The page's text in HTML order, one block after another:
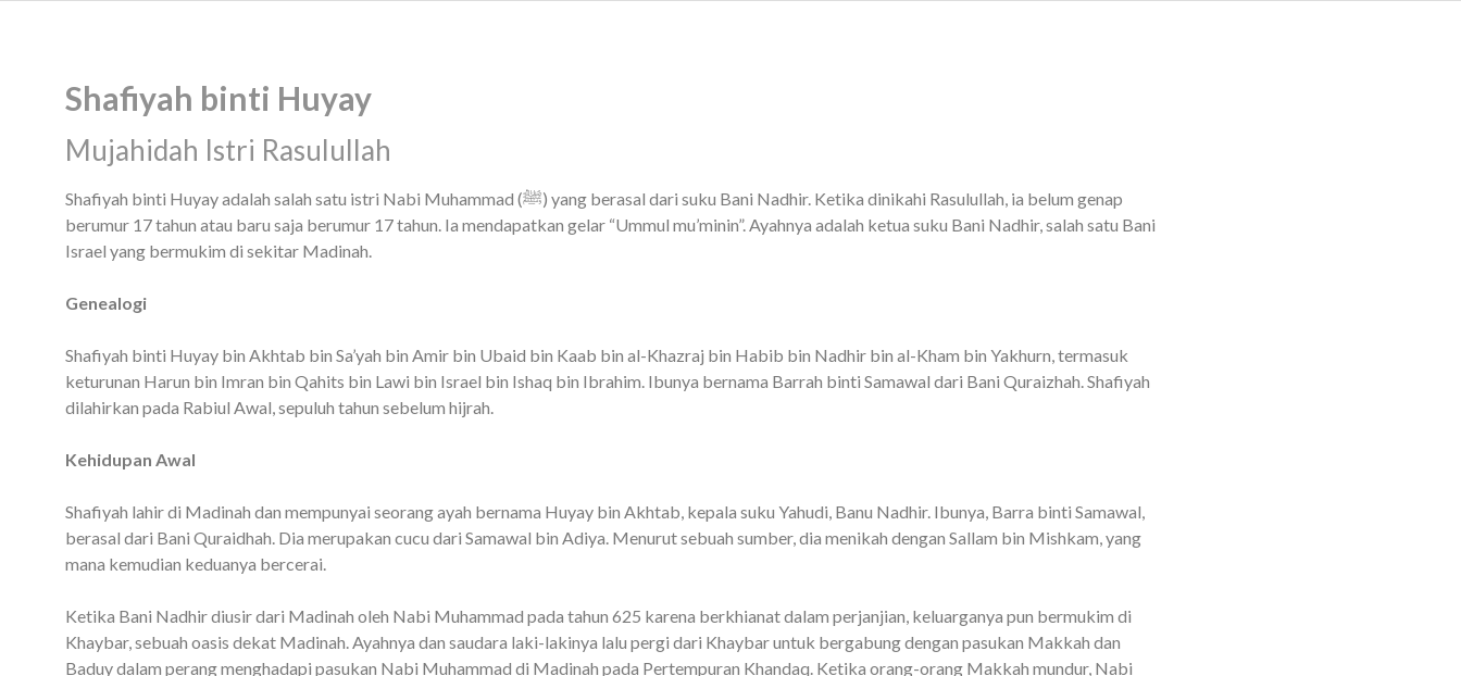
Shafiyah binti Huyay
Mujahidah Istri Rasulullah
Shafiyah binti Huyay adalah salah satu istri Nabi Muhammad (ﷺ) yang berasal dari suku Bani Nadhir. Ketika dinikahi Rasulullah, ia belum genap
berumur 17 tahun atau baru saja berumur 17 tahun. Ia mendapatkan gelar “Ummul mu’minin”. Ayahnya adalah ketua suku Bani Nadhir, salah satu Bani
Israel yang bermukim di sekitar Madinah.
Genealogi
Shafiyah binti Huyay bin Akhtab bin Sa’yah bin Amir bin Ubaid bin Kaab bin al-Khazraj bin Habib bin Nadhir bin al-Kham bin Yakhurn, termasuk
keturunan Harun bin Imran bin Qahits bin Lawi bin Israel bin Ishaq bin Ibrahim. Ibunya bernama Barrah binti Samawal dari Bani Quraizhah. Shafiyah
dilahirkan pada Rabiul Awal, sepuluh tahun sebelum hijrah.
Kehidupan Awal
Shafiyah lahir di Madinah dan mempunyai seorang ayah bernama Huyay bin Akhtab, kepala suku Yahudi, Banu Nadhir. Ibunya, Barra binti Samawal,
berasal dari Bani Quraidhah. Dia merupakan cucu dari Samawal bin Adiya. Menurut sebuah sumber, dia menikah dengan Sallam bin Mishkam, yang
mana kemudian keduanya bercerai.
Ketika Bani Nadhir diusir dari Madinah oleh Nabi Muhammad pada tahun 625 karena berkhianat dalam perjanjian, keluarganya pun bermukim di
Khaybar, sebuah oasis dekat Madinah. Ayahnya dan saudara laki-lakinya lalu pergi dari Khaybar untuk bergabung dengan pasukan Makkah dan
Baduy dalam perang menghadapi pasukan Nabi Muhammad di Madinah pada Pertempuran Khandaq. Ketika orang-orang Makkah mundur, Nabi